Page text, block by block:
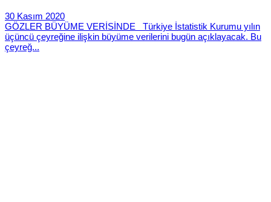
30 Kasım 2020
GÖZLER BÜYÜME VERİSİNDE Türkiye İstatistik Kurumu yılın
üçüncü çeyreğine ilişkin büyüme verilerini bugün açıklayacak. Bu
çeyreğ...